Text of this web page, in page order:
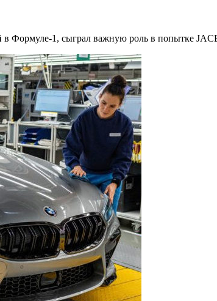
Формуле-1, сыграл важную роль в попытке